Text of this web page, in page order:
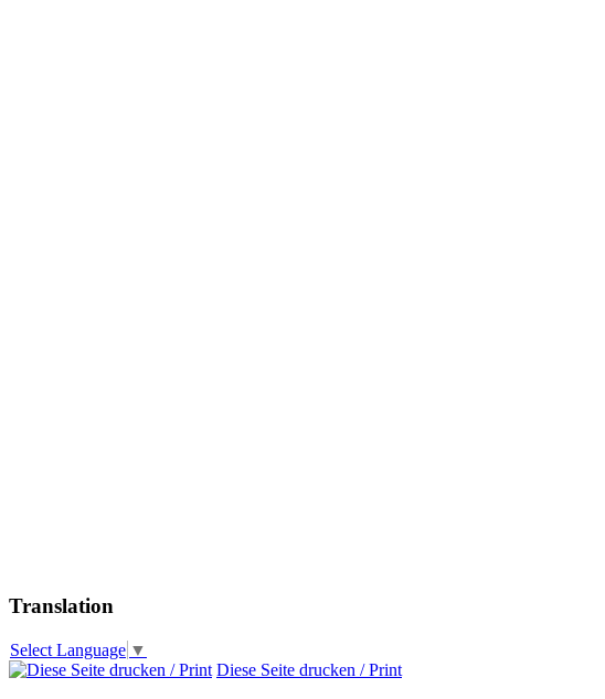
Translation
Select Language ▼
Diese Seite drucken / Print